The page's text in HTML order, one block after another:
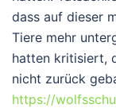
dass auf dieser
Tiere mehr
hatten kritisiert,
nicht zurück
https://